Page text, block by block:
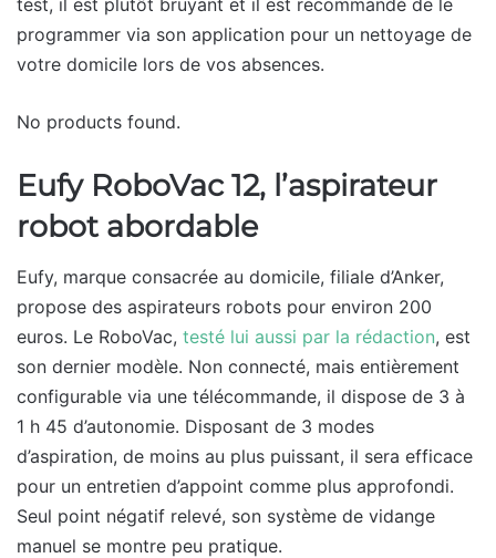
test, il est plutôt bruyant et il est recommandé de le
programmer via son application pour un nettoyage de
votre domicile lors de vos absences.
No products found.
Eufy RoboVac 12, l’aspirateur
robot abordable
Eufy, marque consacrée au domicile, filiale d’Anker,
propose des aspirateurs robots pour environ 200
euros. Le RoboVac, testé lui aussi par la rédaction, est
son dernier modèle. Non connecté, mais entièrement
configurable via une télécommande, il dispose de 3 à
1 h 45 d’autonomie. Disposant de 3 modes
d’aspiration, de moins au plus puissant, il sera efficace
pour un entretien d’appoint comme plus approfondi.
Seul point négatif relevé, son système de vidange
manuel se montre peu pratique.